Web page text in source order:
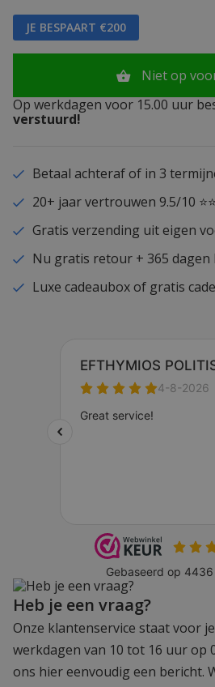
JE BESPAART €200
Niet op
Op werkdagen voor 15.00 uur
verstuurd!
Betaal achteraf of in 3
20+ jaar vertrouwen 9.5/10
Gratis verzending uit eigen
Nu gratis retour + 365 dagen
Luxe cadeaubox of gratis
Heb je een vraag?
Onze klantenservice staat voor
werkdagen van 10 tot 16 uur op
ons hier eenvoudig een bericht.